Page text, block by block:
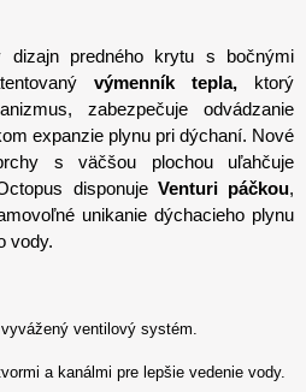
dizajn predného krytu s bočnými
výmenník tepla,
ktorý
zabezpečuje odvádzanie
expanzie plynu pri dýchaní. Nové
s väčšou plochou uľahčuje
disponuje Venturi páčkou,
unikanie dýchacieho plynu
vody.
ventilový systém.
a kanálmi pre lepšie vedenie vody.